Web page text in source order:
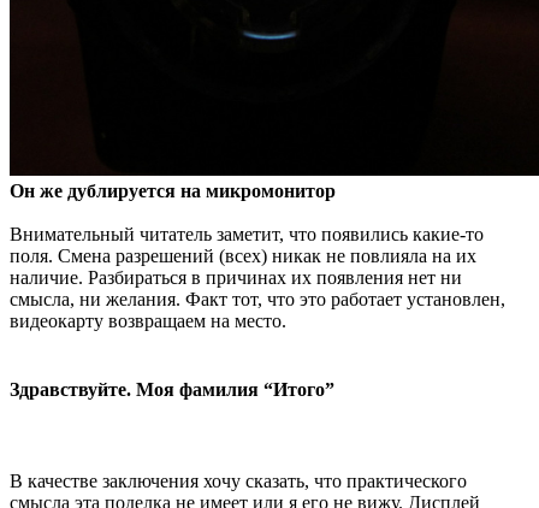
Он же дублируется на микромонитор
Внимательный читатель заметит, что появились какие-то
поля. Смена разрешений (всех) никак не повлияла на их
наличие. Разбираться в причинах их появления нет ни
смысла, ни желания. Факт тот, что это работает установлен,
видеокарту возвращаем на место.
Здравствуйте. Моя фамилия “Итого”
В качестве заключения хочу сказать, что практического
смысла эта поделка не имеет или я его не вижу. Дисплей